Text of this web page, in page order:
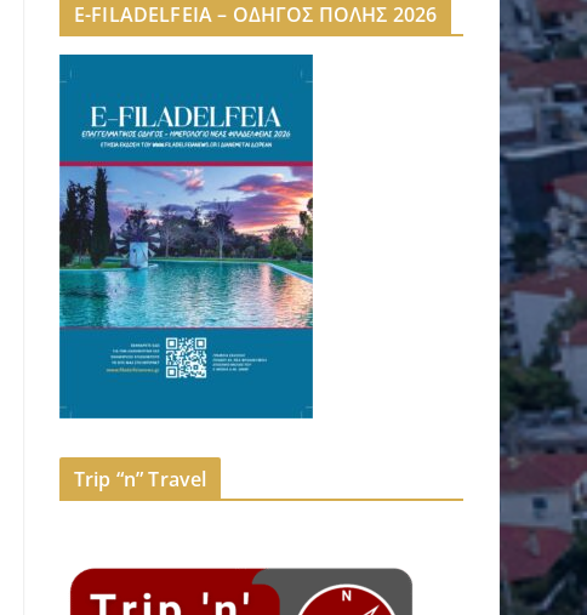
E-FILADELFEIA – ΟΔΗΓΟΣ ΠΟΛΗΣ 2026
Trip “n” Travel